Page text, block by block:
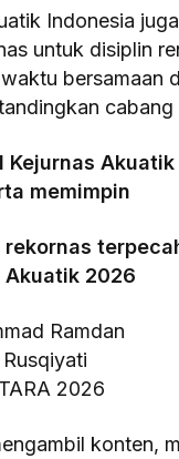
Indonesia
untuk disiplin
bersamaan
cabang
Kejurnas
memimpin
rekornas
Akuatik 2026
Ramdan
2026
konten,